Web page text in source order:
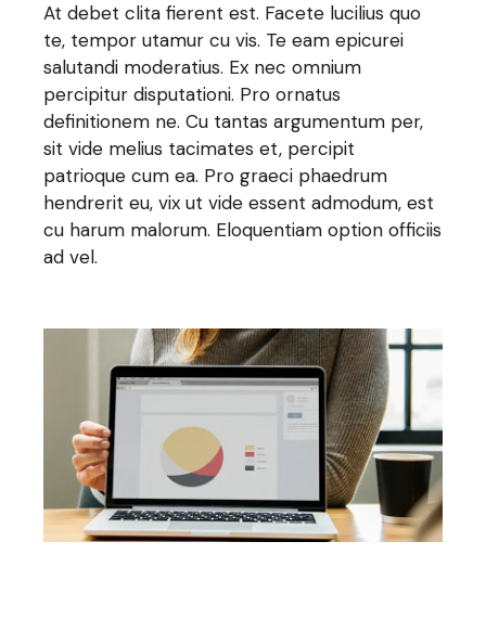
At debet clita fierent est. Facete lucilius quo
te, tempor utamur cu vis. Te eam epicurei
salutandi moderatius. Ex nec omnium
percipitur disputationi. Pro ornatus
definitionem ne. Cu tantas argumentum per,
sit vide melius tacimates et, percipit
patrioque cum ea. Pro graeci phaedrum
hendrerit eu, vix ut vide essent admodum, est
cu harum malorum. Eloquentiam option officiis
ad vel.